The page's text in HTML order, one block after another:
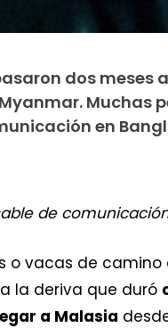
dos meses
Muchas
en
de
o vacas de
la deriva que duró
a Malasia